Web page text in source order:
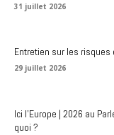
31 juillet 2026
Entretien sur les risques
29 juillet 2026
Ici l’Europe | 2026 au
quoi ?